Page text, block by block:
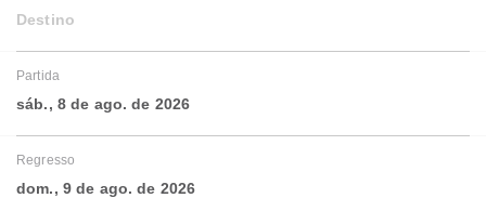
Destino
Partida
sáb., 8 de ago. de 2026
Regresso
dom., 9 de ago. de 2026